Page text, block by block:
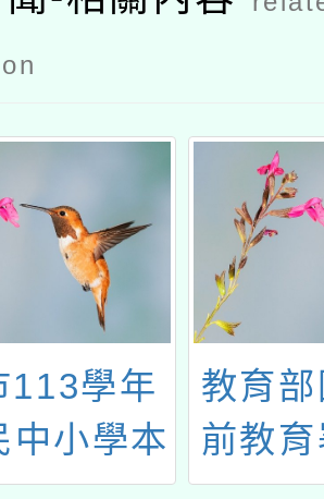
113學年
中小學本
教育
前教